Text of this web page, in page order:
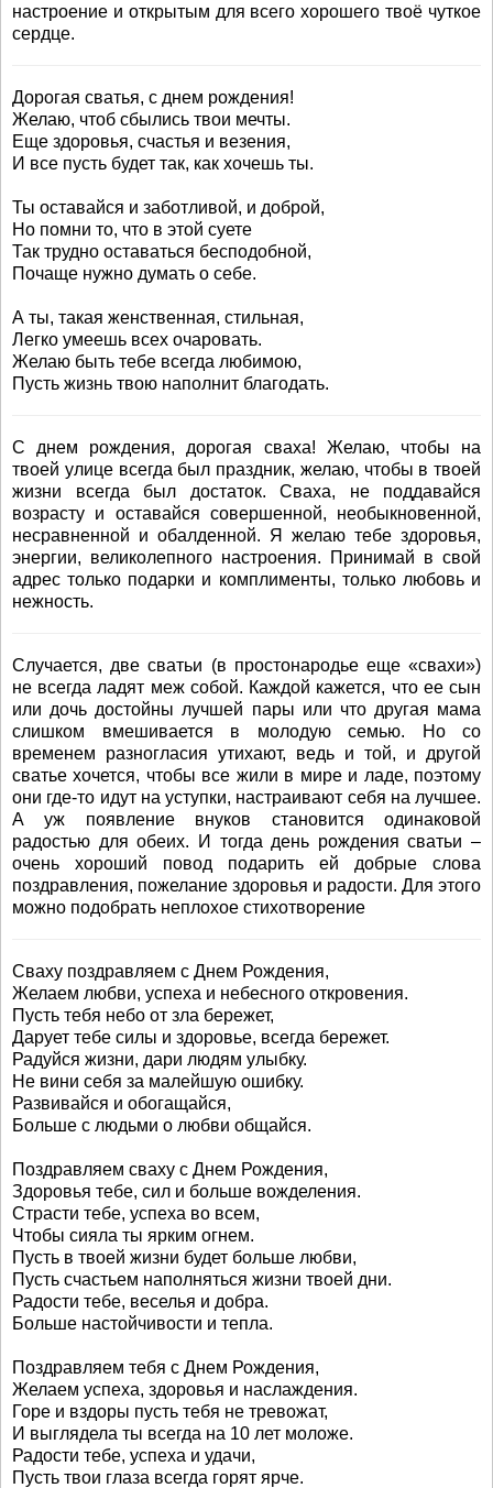
настроение и открытым для всего хорошего твоё чуткое
сердце.
Дорогая сватья, с днем рождения!
Желаю, чтоб сбылись твои мечты.
Еще здоровья, счастья и везения,
И все пусть будет так, как хочешь ты.
Ты оставайся и заботливой, и доброй,
Но помни то, что в этой суете
Так трудно оставаться бесподобной,
Почаще нужно думать о себе.
А ты, такая женственная, стильная,
Легко умеешь всех очаровать.
Желаю быть тебе всегда любимою,
Пусть жизнь твою наполнит благодать.
С днем рождения, дорогая сваха! Желаю, чтобы на
твоей улице всегда был праздник, желаю, чтобы в твоей
жизни всегда был достаток. Сваха, не поддавайся
возрасту и оставайся совершенной, необыкновенной,
несравненной и обалденной. Я желаю тебе здоровья,
энергии, великолепного настроения. Принимай в свой
адрес только подарки и комплименты, только любовь и
нежность.
Случается, две сватьи (в простонародье еще «свахи»)
не всегда ладят меж собой. Каждой кажется, что ее сын
или дочь достойны лучшей пары или что другая мама
слишком вмешивается в молодую семью. Но со
временем разногласия утихают, ведь и той, и другой
сватье хочется, чтобы все жили в мире и ладе, поэтому
они где-то идут на уступки, настраивают себя на лучшее.
А уж появление внуков становится одинаковой
радостью для обеих. И тогда день рождения сватьи –
очень хороший повод подарить ей добрые слова
поздравления, пожелание здоровья и радости. Для этого
можно подобрать неплохое стихотворение
Сваху поздравляем с Днем Рождения,
Желаем любви, успеха и небесного откровения.
Пусть тебя небо от зла бережет,
Дарует тебе силы и здоровье, всегда бережет.
Радуйся жизни, дари людям улыбку.
Не вини себя за малейшую ошибку.
Развивайся и обогащайся,
Больше с людьми о любви общайся.
Поздравляем сваху с Днем Рождения,
Здоровья тебе, сил и больше вожделения.
Страсти тебе, успеха во всем,
Чтобы сияла ты ярким огнем.
Пусть в твоей жизни будет больше любви,
Пусть счастьем наполняться жизни твоей дни.
Радости тебе, веселья и добра.
Больше настойчивости и тепла.
Поздравляем тебя с Днем Рождения,
Желаем успеха, здоровья и наслаждения.
Горе и вздоры пусть тебя не тревожат,
И выглядела ты всегда на 10 лет моложе.
Радости тебе, успеха и удачи,
Пусть твои глаза всегда горят ярче.